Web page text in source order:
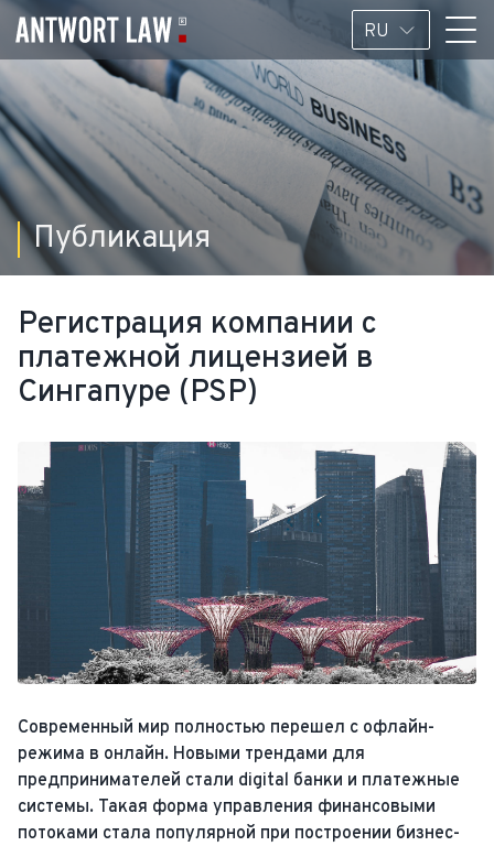
RU
Публикация
Регистрация компании с
платежной лицензией в
Сингапуре (PSP)
Современный мир полностью перешел с офлайн-
режима в онлайн. Новыми трендами для
предпринимателей стали digital банки и платежные
системы. Такая форма управления финансовыми
потоками стала популярной при построении бизнес-